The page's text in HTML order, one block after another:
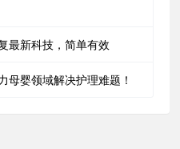
最新科技，简单有效
母婴领域解决护理难题！